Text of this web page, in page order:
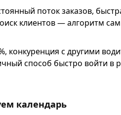
поток заказов,
клиентов — алгоритм
конкуренция с другими
способ быстро войти в
календарь